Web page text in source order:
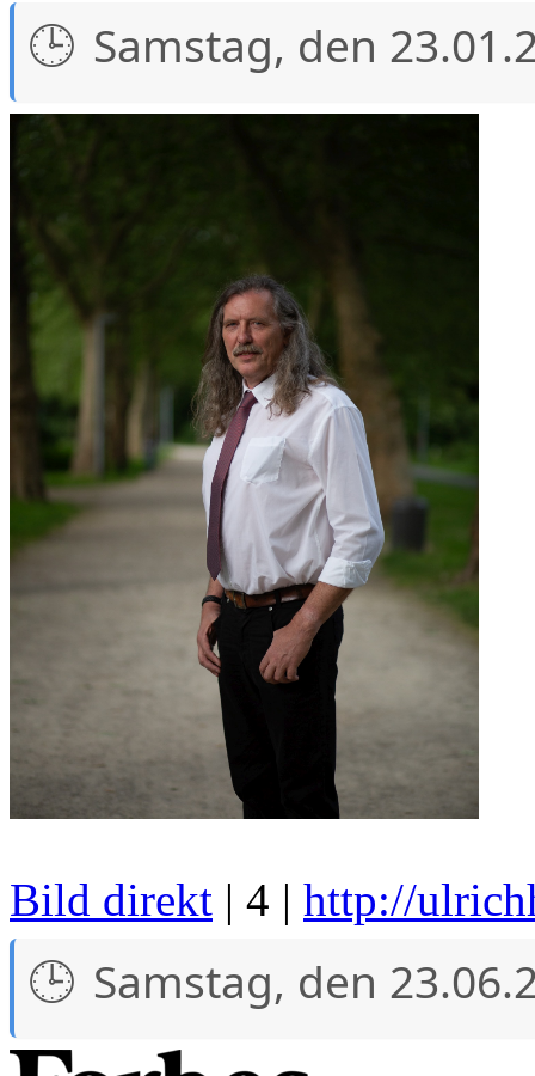
Samstag, den
Bild direkt | 4 | http://
Samstag, den